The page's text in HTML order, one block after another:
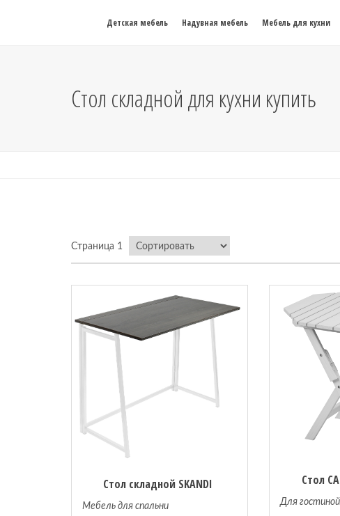
Детская мебель Надувная мебель Мебель для кухни
Стол складной для кухни купить
Страница 1
Стол складной SKANDI
Мебель для спальни
Стол
Для гостиной